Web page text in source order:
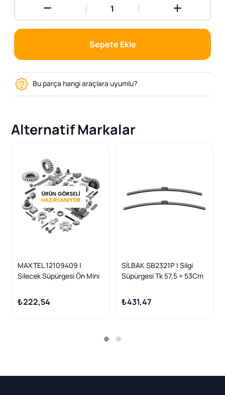
Sepete Ekle
Bu parça hangi araçlara uyumlu?
Alternatif Markalar
MAXTEL 12109409 |
Silecek Süpürgesi Ön Mini
Muz Tipi 575mm + 530mm
23 + 21
₺222,54
SİLBAK SB2321P | Silgi
Süpürgesi Tk 57,5 + 53Cm
₺431,47